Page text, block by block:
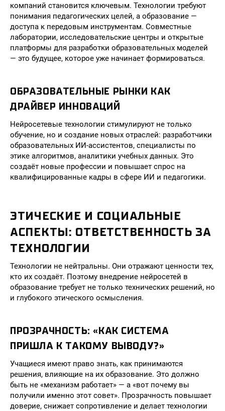
компаний становится ключевым. Технологии требуют
понимания педагогических целей, а образование —
доступа к передовым инструментам. Совместные
лаборатории, исследовательские центры и открытые
платформы для разработки образовательных моделей
— это будущее, которое уже начинает формироваться.
ОБРАЗОВАТЕЛЬНЫЕ РЫНКИ КАК
ДРАЙВЕР ИННОВАЦИЙ
Нейросетевые технологии стимулируют не только
обучение, но и создание новых отраслей: разработчики
образовательных ИИ-ассистентов, специалисты по
этике алгоритмов, аналитики учебных данных. Это
создаёт новые профессии и повышает спрос на
квалифицированные кадры в сфере ИИ и педагогики.
ЭТИЧЕСКИЕ И СОЦИАЛЬНЫЕ
АСПЕКТЫ: ОТВЕТСТВЕННОСТЬ ЗА
ТЕХНОЛОГИИ
Технологии не нейтральны. Они отражают ценности тех,
кто их создаёт. Поэтому внедрение нейросетей в
образование требует не только технических решений, но
и глубокого этического осмысления.
ПРОЗРАЧНОСТЬ: «КАК СИСТЕМА
ПРИШЛА К ТАКОМУ ВЫВОДУ?»
Учащиеся имеют право знать, как принимаются
решения, влияющие на их образование. Это должно
быть не «механизм работает» — а «вот почему вы
получили именно этот совет». Прозрачность повышает
доверие, снижает сопротивление и делает технологии